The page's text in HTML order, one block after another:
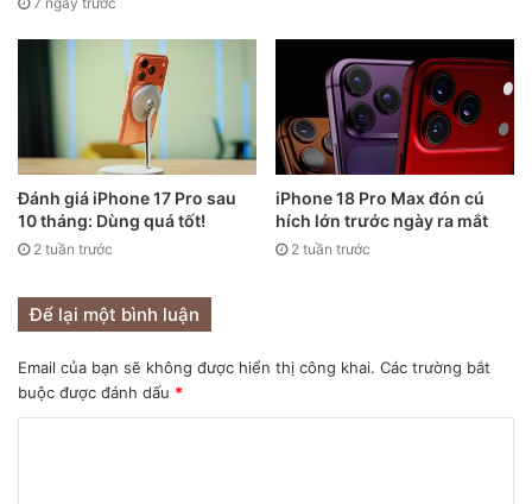
Đánh giá iPhone 17 Pro sau
10 tháng: Dùng quá tốt!
2 tuần trước
iPhone 18 Pro Max đón cú
hích lớn trước ngày ra mắt
2 tuần trước
Để lại một bình luận
Email của bạn sẽ không được hiển thị công khai. Các trường bắt
buộc được đánh dấu *